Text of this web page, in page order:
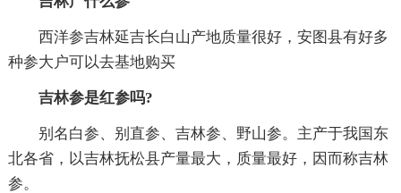
西洋参吉林延吉长白山产地质量很好，安图县有好多
种参大户可以去基地购买
吉林参是红参吗?
别名白参、别直参、吉林参、野山参。主产于我国东
北各省，以吉林抚松县产量最大，质量最好，因而称吉林
参。